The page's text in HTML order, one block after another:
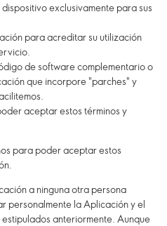
exclusivamente para sus
para acreditar su utilización
de software complementario o
que incorpore "parches" y
aceptar estos términos y
para poder aceptar estos
a ninguna otra persona
personalmente la Aplicación y el
anteriormente. Aunque